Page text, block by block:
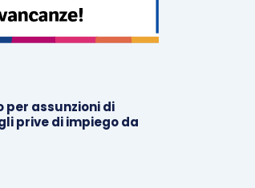
per assunzioni di
prive di impiego da